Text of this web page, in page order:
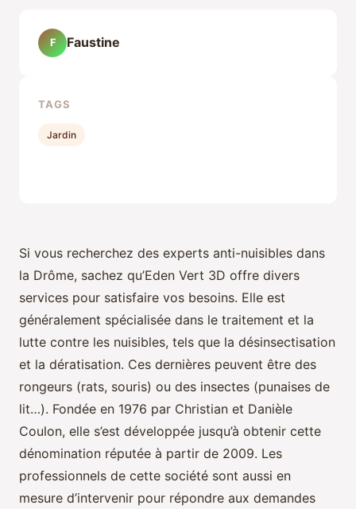
Si vous recherchez des experts anti-nuisibles dans
la Drôme, sachez qu’Eden Vert 3D offre divers
services pour satisfaire vos besoins. Elle est
généralement spécialisée dans le traitement et la
lutte contre les nuisibles, tels que la désinsectisation
et la dératisation. Ces dernières peuvent être des
rongeurs (rats, souris) ou des insectes (punaises de
lit…). Fondée en 1976 par Christian et Danièle
Coulon, elle s’est développée jusqu’à obtenir cette
dénomination réputée à partir de 2009. Les
professionnels de cette société sont aussi en
mesure d’intervenir pour répondre aux demandes
F Faustine
TAGS
Jardin